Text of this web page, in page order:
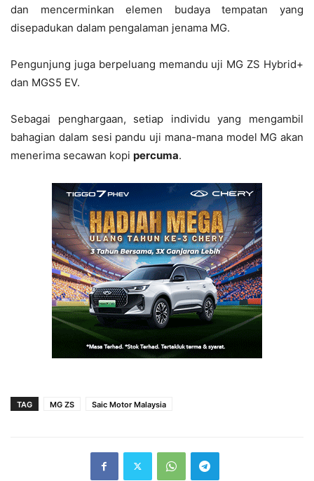
dan mencerminkan elemen budaya tempatan yang
disepadukan dalam pengalaman jenama MG.
Pengunjung juga berpeluang memandu uji MG ZS Hybrid+
dan MGS5 EV.
Sebagai penghargaan, setiap individu yang mengambil
bahagian dalam sesi pandu uji mana-mana model MG akan
menerima secawan kopi percuma.
TAG MG ZS Saic Motor Malaysia